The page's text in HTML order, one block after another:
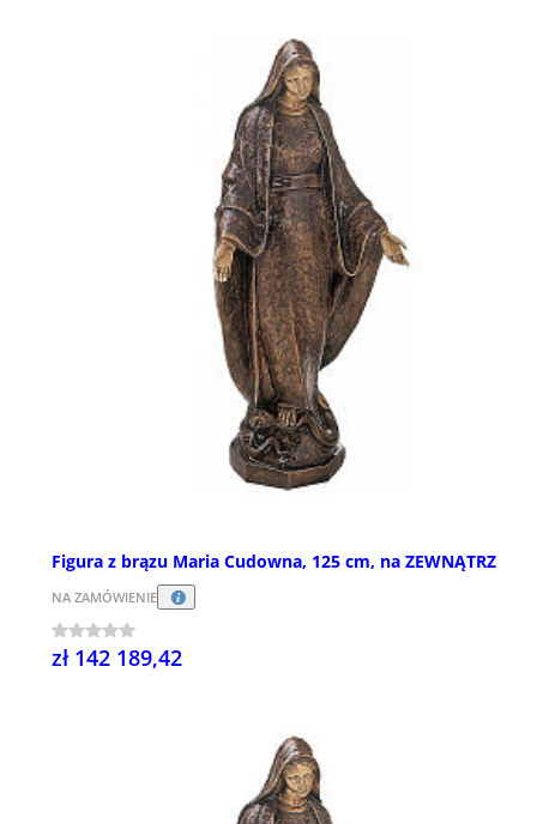
Figura z brązu Maria Cudowna, 125 cm, na ZEWNĄTRZ
NA ZAMÓWIENIE
zł 142 189,42